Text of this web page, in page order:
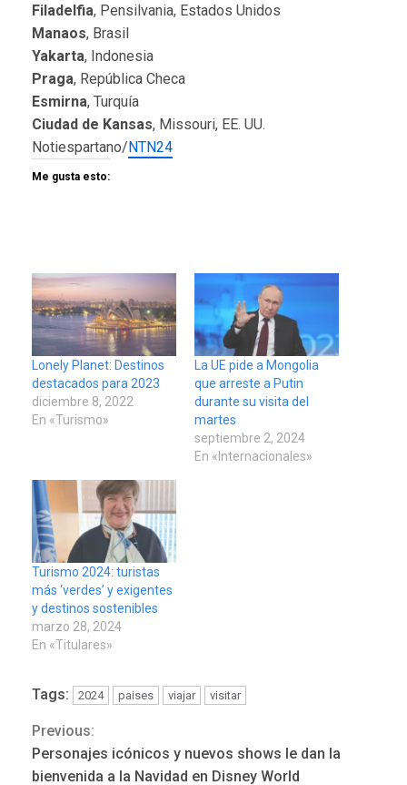
Filadelfia, Pensilvania, Estados Unidos
Manaos, Brasil
Yakarta, Indonesia
Praga, República Checa
Esmirna, Turquía
Ciudad de Kansas, Missouri, EE. UU.
Notiespartano/NTN24
Me gusta esto:
Lonely Planet: Destinos
destacados para 2023
diciembre 8, 2022
En «Turismo»
La UE pide a Mongolia
que arreste a Putin
durante su visita del
martes
septiembre 2, 2024
En «Internacionales»
Turismo 2024: turistas
más ‘verdes’ y exigentes
y destinos sostenibles
marzo 28, 2024
En «Titulares»
Tags: 2024 paises viajar visitar
Continue
Previous:
Personajes icónicos y nuevos shows le dan la
bienvenida a la Navidad en Disney World
REGIONALES ÚLTIMA HORA